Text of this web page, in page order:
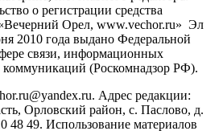
о регистрации средства
Орел, www.vechor.ru» Эл
2010 года выдано Федеральной
связи, информационных
коммуникаций (Роскомнадзор РФ).
Адрес редакции:
Орловский район, с. Паслово, д.
48 49. Использование материалов